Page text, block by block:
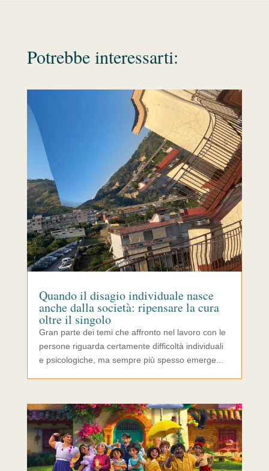
Potrebbe interessarti:
Quando il disagio individuale nasce
anche dalla società: ripensare la cura
oltre il singolo
Gran parte dei temi che affronto nel lavoro con le
persone riguarda certamente difficoltà individuali
e psicologiche, ma sempre più spesso emerge...